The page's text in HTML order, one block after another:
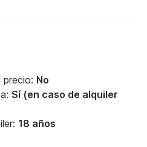
precio: No
Sí (en caso de alquiler
18 años